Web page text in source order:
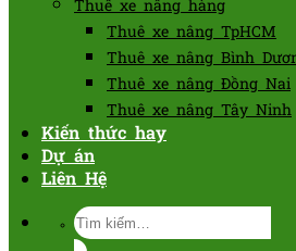
Thuê xe nâng hàng
Thuê xe nâng TpHCM
Thuê xe nâng Bình
Thuê xe nâng Đồng Nai
Thuê xe nâng Tây Ninh
Kiến thức hay
Dự án
Liên Hệ
Tìm
kiếm: